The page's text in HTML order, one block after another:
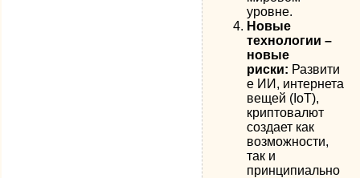
уровне.
Новые
технологии –
новые
риски: Развити
е ИИ, интернета
вещей (IoT),
криптовалют
создает как
возможности,
так и
принципиально